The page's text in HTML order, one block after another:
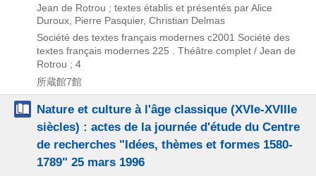
Jean de Rotrou ; textes établis et présentés par Alice
Duroux, Pierre Pasquier, Christian Delmas
Société des textes français modernes c2001 Société des
textes français modernes 225 . Théâtre complet / Jean de
Rotrou ; 4
所蔵館7館
Nature et culture à l'âge classique (XVIe-XVIIIe
siècles) : actes de la journée d'étude du Centre
de recherches "Idées, thèmes et formes 1580-
1789" 25 mars 1996